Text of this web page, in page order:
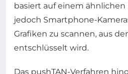
basiert auf einem ähnlichen
jedoch Smartphone-
Grafiken zu scannen, aus
entschlüsselt wird.
Das pushTAN-Verfahren